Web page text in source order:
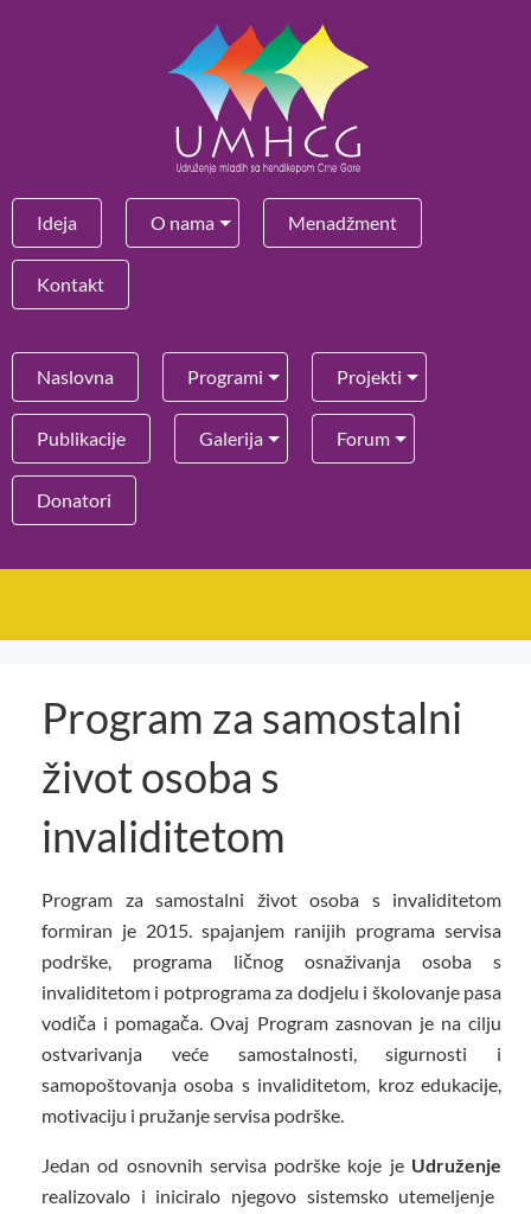
Ideja O nama Menadžment
Kontakt
Naslovna Programi Projekti
Publikacije Galerija Forum
Donatori
Program za samostalni
život osoba s
invaliditetom
Program za samostalni život osoba s invaliditetom
formiran je 2015. spajanjem ranijih programa servisa
podrške, programa ličnog osnaživanja osoba s
invaliditetom i potprograma za dodjelu i školovanje pasa
vodiča i pomagača. Ovaj Program zasnovan je na cilju
ostvarivanja veće samostalnosti, sigurnosti i
samopoštovanja osoba s invaliditetom, kroz edukacije,
motivaciju i pružanje servisa podrške.
Jedan od osnovnih servisa podrške koje je Udruženje
realizovalo i iniciralo njegovo sistemsko utemeljenje